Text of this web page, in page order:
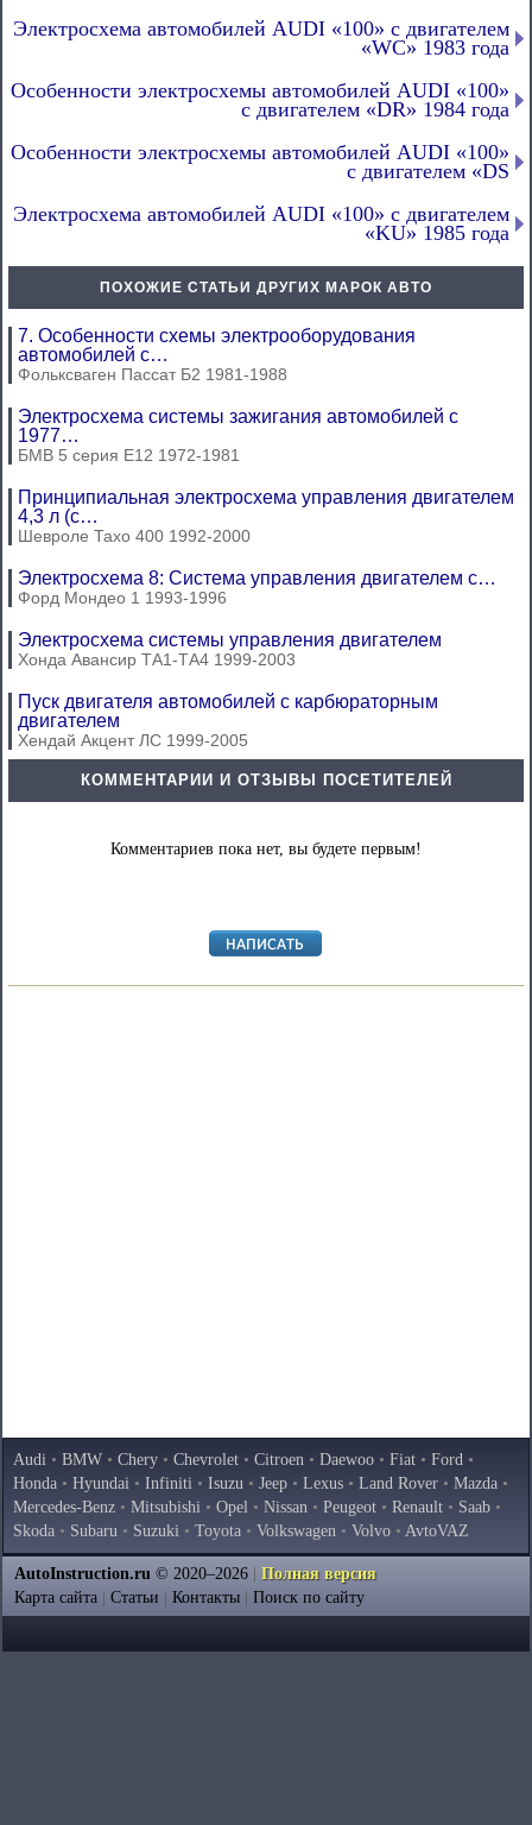
Электросхема автомобилей AUDI «100» с двигателем
«WC» 1983 года
Особенности электросхемы автомобилей AUDI «100»
с двигателем «DR» 1984 года
Особенности электросхемы автомобилей AUDI «100»
с двигателем «DS
Электросхема автомобилей AUDI «100» с двигателем
«KU» 1985 года
ПОХОЖИЕ СТАТЬИ ДРУГИХ МАРОК АВТО
7. Особенности схемы электрооборудования
автомобилей с…
Фольксваген Пассат Б2 1981-1988
Электросхема системы зажигания автомобилей с
1977…
БМВ 5 серия Е12 1972-1981
Принципиальная электросхема управления двигателем
4,3 л (с…
Шевроле Тахо 400 1992-2000
Электросхема 8: Система управления двигателем с…
Форд Мондео 1 1993-1996
Электросхема системы управления двигателем
Хонда Авансир ТА1-ТА4 1999-2003
Пуск двигателя автомобилей с карбюраторным
двигателем
Хендай Акцент ЛС 1999-2005
КОММЕНТАРИИ И ОТЗЫВЫ ПОСЕТИТЕЛЕЙ
Комментариев пока нет, вы будете первым!
Audi • BMW • Chery • Chevrolet • Citroen • Daewoo • Fiat • Ford •
Honda • Hyundai • Infiniti • Isuzu • Jeep • Lexus • Land Rover • Mazda •
Mercedes-Benz • Mitsubishi • Opel • Nissan • Peugeot • Renault • Saab •
Skoda • Subaru • Suzuki • Toyota • Volkswagen • Volvo • AvtoVAZ
AutoInstruction.ru © 2020–2026
Полная версия
Карта сайта
Статьи Контакты Поиск по сайту